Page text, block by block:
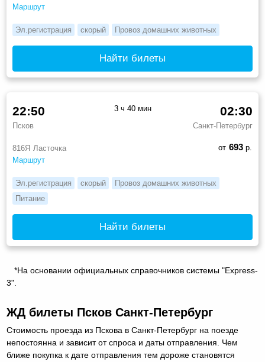
Маршрут
Эл.регистрация скорый Провоз домашних животных
Найти билеты
816Я Ласточка
Маршрут
22:50
Псков
02:30
Санкт-Петербург
3 ч 40 мин
от 693р.
Эл.регистрация скорый
Провоз домашних животных
Питание
Найти билеты
*На основании официальных справочников системы "Express-
3".
ЖД билеты Псков Санкт-Петербург
Стоимость проезда из Пскова в Санкт-Петербург на поезде
непостоянна и зависит от спроса и даты отправления. Чем
ближе покупка к дате отправления тем дороже становятся